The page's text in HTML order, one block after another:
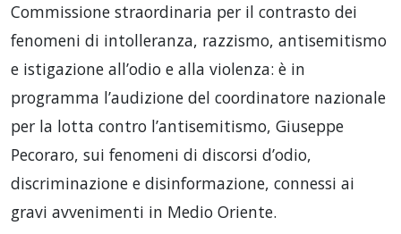
Commissione straordinaria per il contrasto dei
fenomeni di intolleranza, razzismo, antisemitismo
e istigazione all’odio e alla violenza: è in
programma l’audizione del coordinatore nazionale
per la lotta contro l’antisemitismo, Giuseppe
Pecoraro, sui fenomeni di discorsi d’odio,
discriminazione e disinformazione, connessi ai
gravi avvenimenti in Medio Oriente.